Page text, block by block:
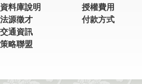
資料庫說明
法源徵才
交通資訊
策略聯盟
授權費用
付款方式